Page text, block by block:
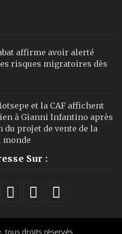
affirme avoir alerté
risques migratoires dès
et la CAF affichent
à Gianni Infantino après
du projet de vente de la
monde
Sur :
, tous droits réservés